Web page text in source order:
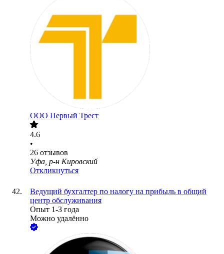
ООО Первый Трест
4.6
•
26 отзывов
Уфа, р-н Кировский
Откликнуться
Ведущий бухгалтер по налогу на прибыль в общий
центр обслуживания
Опыт 1-3 года
Можно удалённо